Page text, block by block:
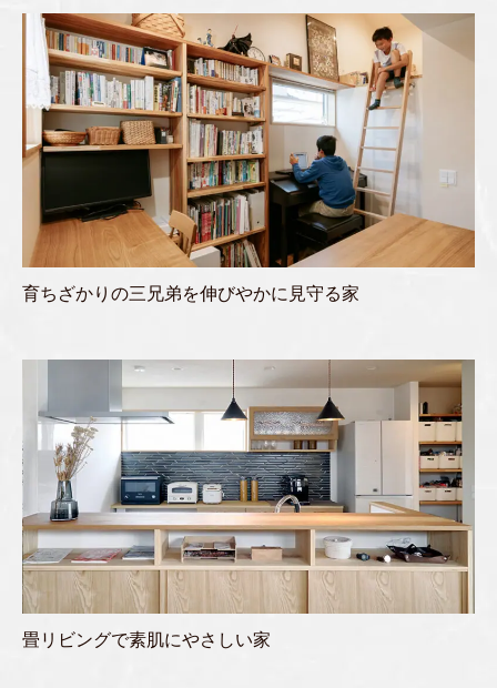
育ちざかりの三兄弟を伸びやかに見守る家
畳リビングで素肌にやさしい家